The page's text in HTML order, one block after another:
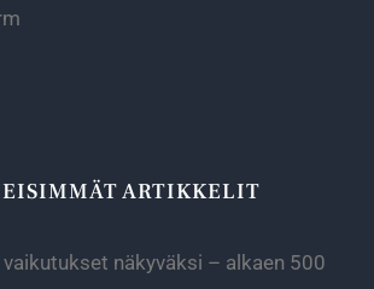
ARTIKKELIT
näkyväksi – alkaen 500